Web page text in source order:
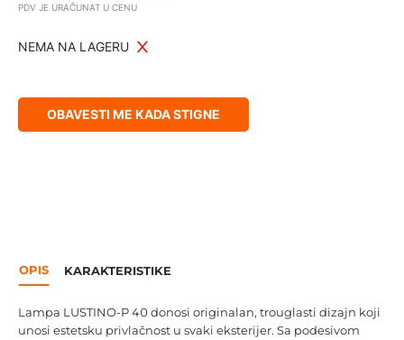
PDV JE URAČUNAT U CENU
NEMA NA LAGERU
OBAVESTI ME KADA STIGNE
OPIS KARAKTERISTIKE
Lampa LUSTINO-P 40 donosi originalan, trouglasti dizajn koji
unosi estetsku privlačnost u svaki eksterijer. Sa podesivom